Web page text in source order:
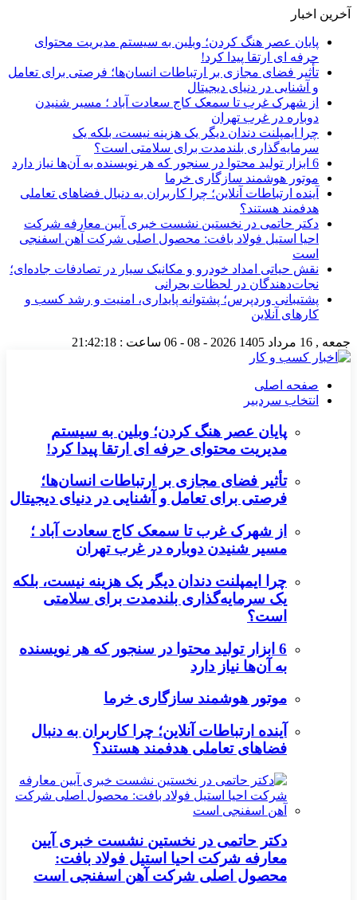
آخرین اخبار
پایان عصر هنگ کردن؛ وبلین به سیستم مدیریت محتوای
حرفه ای ارتقا پیدا کرد!
تأثیر فضای مجازی بر ارتباطات انسان‌ها؛ فرصتی برای تعامل
و آشنایی در دنیای دیجیتال
از شهرک غرب تا سمعک کاج سعادت آباد ؛ مسیر شنیدن
دوباره در غرب تهران
چرا ایمپلنت دندان دیگر یک هزینه نیست، بلکه یک
سرمایه‌گذاری بلندمدت برای سلامتی است؟
6 ابزار تولید محتوا در سنجور که هر نویسنده به آن‌ها نیاز دارد
موتور هوشمند سازگاری خرما
آینده ارتباطات آنلاین؛ چرا کاربران به دنبال فضاهای تعاملی
هدفمند هستند؟
دکتر حاتمی در نخستین نشست خبری آیین معارفه شرکت
احیا استیل فولاد بافت: محصول اصلی شرکت آهن اسفنجی
است
نقش حیاتی امداد خودرو و مکانیک سیار در تصادفات جاده‌ای؛
نجات‌دهندگان در لحظات بحرانی
پشتیبانی وردپرس؛ پشتوانه پایداری، امنیت و رشد کسب‌ و
کارهای آنلاین
جمعه , 16 مرداد 1405 2026 - 08 - 06 ساعت : 21:42:19
صفحه اصلی
انتخاب سردبیر
پایان عصر هنگ کردن؛ وبلین به سیستم
مدیریت محتوای حرفه ای ارتقا پیدا کرد!
تأثیر فضای مجازی بر ارتباطات انسان‌ها؛
فرصتی برای تعامل و آشنایی در دنیای دیجیتال
از شهرک غرب تا سمعک کاج سعادت آباد ؛
مسیر شنیدن دوباره در غرب تهران
چرا ایمپلنت دندان دیگر یک هزینه نیست، بلکه
یک سرمایه‌گذاری بلندمدت برای سلامتی
است؟
6 ابزار تولید محتوا در سنجور که هر نویسنده
به آن‌ها نیاز دارد
موتور هوشمند سازگاری خرما
آینده ارتباطات آنلاین؛ چرا کاربران به دنبال
فضاهای تعاملی هدفمند هستند؟
دکتر حاتمی در نخستین نشست خبری آیین
معارفه شرکت احیا استیل فولاد بافت:
محصول اصلی شرکت آهن اسفنجی است